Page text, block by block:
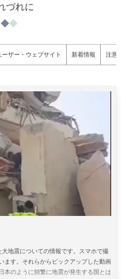
づれに
ーザー・ウェブサイト 新着情報 注意
地震についての情報です。スマホで撮
ます。それらからピックアップした動画
本のように頻繁に地震が発生する国とは